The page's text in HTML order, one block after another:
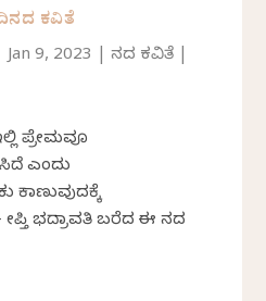
ಕವಿತೆ
|Jan 9, 2023 |ದಿನದ ಕವಿತೆ
ಪ್ರೇಮವೂ
ಎಂದು
ಭದ್ರಾವತಿ ಬರೆದ ಈ ದಿನದ